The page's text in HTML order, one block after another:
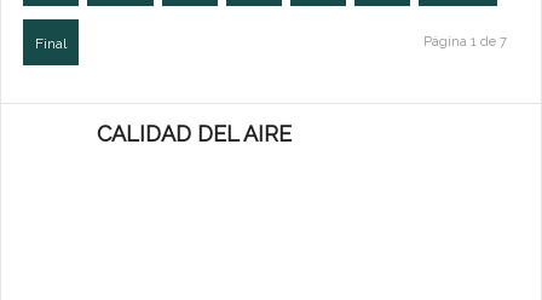
Final Página 1 de 7
CALIDAD DEL AIRE